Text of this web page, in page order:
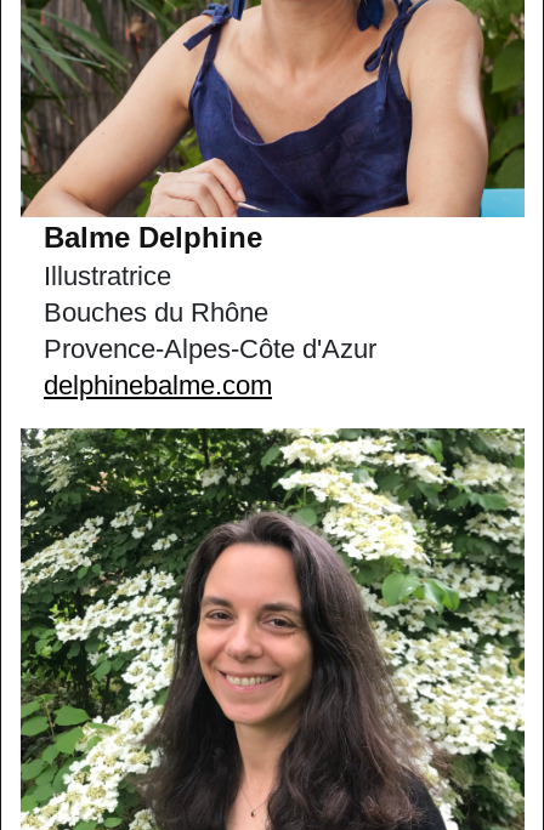
Balme Delphine
Illustratrice
Bouches du Rhône
Provence-Alpes-Côte d'Azur
delphinebalme.com